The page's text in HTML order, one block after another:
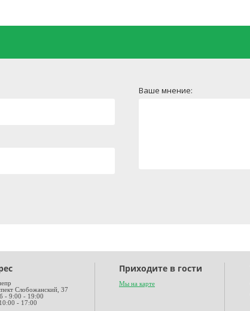
Ваше мнение:
Слобожанский, 37
- 9:00 - 19:00
- 17:00
Приходите в гости
Мы на карте